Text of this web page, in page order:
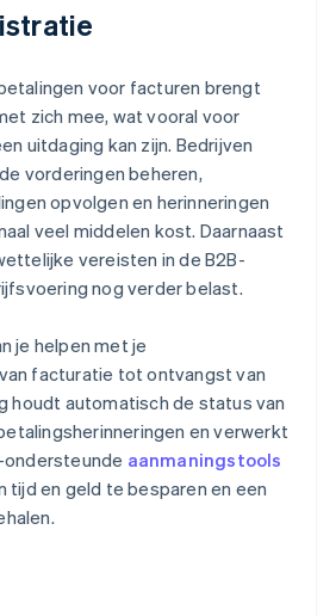
voor facturen brengt
zich mee, wat vooral voor
uitdaging kan zijn. Bedrijven
vorderingen beheren,
opvolgen en herinneringen
veel middelen kost. Daarnaast
vereisten in de B2B-
nog verder belast.
je helpen met je
facturatie tot ontvangst van
houdt automatisch de status van
en verwerkt
aanmaningstools
tijd en geld te besparen en een